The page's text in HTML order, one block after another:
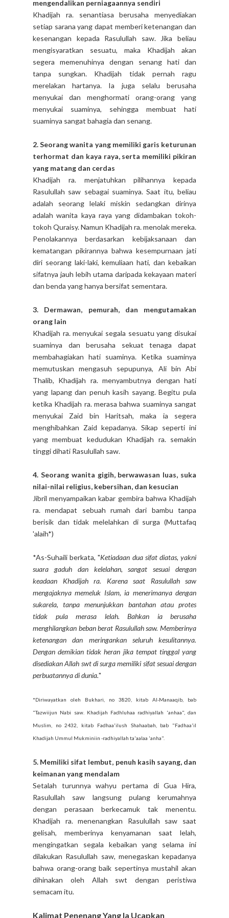
mengendalikan perniagaannya sendiri
Khadijah ra. senantiasa berusaha menyediakan
setiap sarana yang dapat memberi ketenangan dan
kesenangan kepada Rasulullah saw. Jika beliau
mengisyaratkan sesuatu, maka Khadijah akan
segera memenuhinya dengan senang hati dan
tanpa sungkan. Khadijah tidak pernah ragu
merelakan hartanya. Ia juga selalu berusaha
menyukai dan menghormati orang-orang yang
menyukai suaminya, sehingga membuat hati
suaminya sangat bahagia dan senang.
2. Seorang wanita yang memiliki garis keturunan
terhormat dan kaya raya, serta memiliki pikiran
yang matang dan cerdas
Khadijah ra. menjatuhkan pilihannya kepada
Rasulullah saw sebagai suaminya. Saat itu, beliau
adalah seorang lelaki miskin sedangkan dirinya
adalah wanita kaya raya yang didambakan tokoh-
tokoh Quraisy. Namun Khadijah ra. menolak mereka.
Penolakannya berdasarkan kebijaksanaan dan
kematangan pikirannya bahwa kesempurnaan jati
diri seorang laki-laki, kemuliaan hati, dan kebaikan
sifatnya jauh lebih utama daripada kekayaan materi
dan benda yang hanya bersifat sementara.
3. Dermawan, pemurah, dan mengutamakan
orang lain
Khadijah ra. menyukai segala sesuatu yang disukai
suaminya dan berusaha sekuat tenaga dapat
membahagiakan hati suaminya. Ketika suaminya
memutuskan mengasuh sepupunya, Ali bin Abi
Thalib, Khadijah ra. menyambutnya dengan hati
yang lapang dan penuh kasih sayang. Begitu pula
ketika Khadijah ra. merasa bahwa suaminya sangat
menyukai Zaid bin Haritsah, maka ia segera
menghibahkan Zaid kepadanya. Sikap seperti ini
yang membuat kedudukan Khadijah ra. semakin
tinggi dihati Rasulullah saw.
4. Seorang wanita gigih, berwawasan luas, suka
nilai-nilai religius, kebersihan, dan kesucian
Jibril menyampaikan kabar gembira bahwa Khadijah
ra. mendapat sebuah rumah dari bambu tanpa
berisik dan tidak melelahkan di surga (Muttafaq
'alaih*)
*As-Suhaili berkata, "Ketiadaan dua sifat diatas, yakni
suara gaduh dan kelelahan, sangat sesuai dengan
keadaan Khadijah ra. Karena saat Rasulullah saw
mengajaknya memeluk Islam, ia menerimanya dengan
sukarela, tanpa menunjukkan bantahan atau protes
tidak pula merasa lelah. Bahkan ia berusaha
menghilangkan beban berat Rasulullah saw. Memberinya
ketenangan dan meringankan seluruh kesulitannya.
Dengan demikian tidak heran jika tempat tinggal yang
disediakan Allah swt di surga memiliki sifat sesuai dengan
perbuatannya di dunia."
*Diriwayatkan oleh Bukhari, no 3820, kitab Al-Manaaqib, bab
"Tazwiijun Nabi saw. Khadijah Fadhluhaa radhiyallah 'anhaa", dan
Muslim, no 2432, kitab Fadhaa'ilush Shahaabah, bab "Fadhaa'il
Khadijah Ummul Mukminiin -radhiyallah ta'aalaa 'anha".
5. Memiliki sifat lembut, penuh kasih sayang, dan
keimanan yang mendalam
Setalah turunnya wahyu pertama di Gua Hira,
Rasulullah saw langsung pulang kerumahnya
dengan perasaan berkecamuk tak menentu.
Khadijah ra. menenangkan Rasulullah saw saat
gelisah, memberinya kenyamanan saat lelah,
mengingatkan segala kebaikan yang selama ini
dilakukan Rasulullah saw, menegaskan kepadanya
bahwa orang-orang baik sepertinya mustahil akan
dihinakan oleh Allah swt dengan peristiwa
semacam itu.
Kalimat Penenang Yang Ia Ucapkan